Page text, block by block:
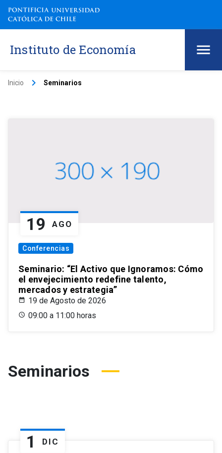
Instituto de Economía
Inicio keyboard_arrow_right Seminarios
19 AGO
Conferencias
Seminario: “El Activo que Ignoramos: Cómo
el envejecimiento redefine talento,
mercados y estrategia”
19 de Agosto de 2026
09:00 a 11:00 horas
Seminarios
1 DIC